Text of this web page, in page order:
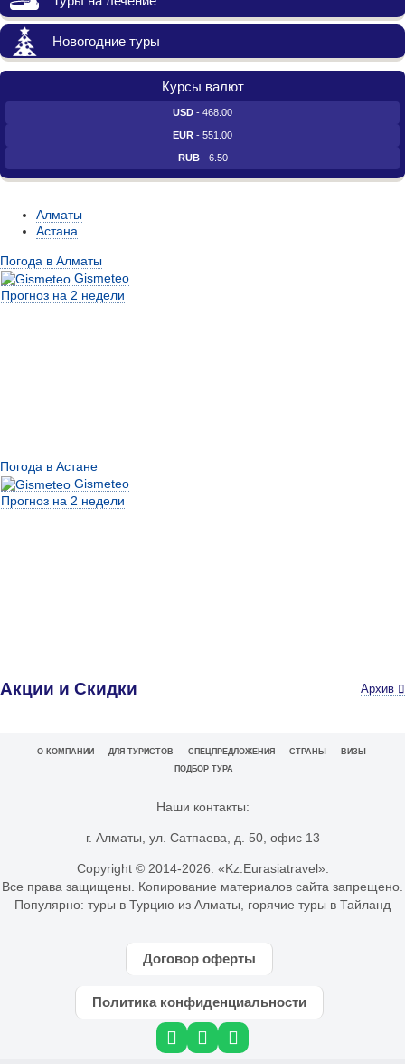
Новогодние туры
Курсы валют
USD - 468.00
EUR - 551.00
RUB- 6.50
Алматы
Астана
Погода в Алматы
Gismeteo
Прогноз на 2 недели
Погода в Астане
Gismeteo
Прогноз на 2 недели
Акции и Скидки Архив
О КОМПАНИИ ДЛЯ ТУРИСТОВ СПЕЦПРЕДЛОЖЕНИЯ СТРАНЫ
ВИЗЫ
ПОДБОР ТУРА
Наши контакты:
г. Алматы, ул. Сатпаева, д. 50, офис 13
Copyright © 2014-2026. «Kz.Eurasiatravel».
Все права защищены. Копирование материалов сайта запрещено.
Популярно: туры в Турцию из Алматы горячие туры в Тайланд
Договор оферты
Политика конфиденциальности